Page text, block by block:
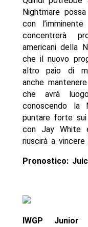
Nightmare
con
concentrerà
americani della
che il nuovo
altro paio di
anche
che avrà
conoscendo la
puntare forte
con Jay White
riuscirà a
Pronostico:
IWGP Junior